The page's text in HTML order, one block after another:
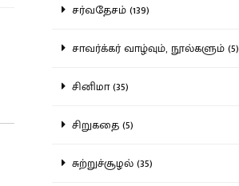
சர்வதேசம் (139)
சாவர்க்கர் வாழ்வும், நூல்களும் (5)
சினிமா (35)
சிறுகதை (5)
சுற்றுச்சூழல் (35)